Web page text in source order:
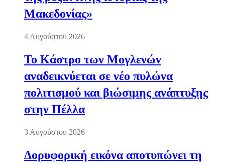
Μακεδονίας»
4 Αυγούστου 2026
Το Κάστρο των Μογλενών
αναδεικνύεται σε νέο πυλώνα
πολιτισμού και βιώσιμης ανάπτυξης
στην Πέλλα
3 Αυγούστου 2026
Δορυφορική εικόνα αποτυπώνει τη